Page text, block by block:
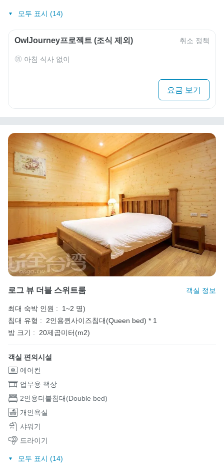
모두 표시 (14)
OwlJourney프로젝트 (조식 제외) 취소 정책
아침 식사 없이
요금 보기
로그 뷰 더블 스위트룸 객실 정보
최대 숙박 인원 :
1~2 명)
침대 유형 :
2인용퀸사이즈침대(Queen bed) * 1
방 크기 :
20제곱미터(m2)
객실 편의시설
에어컨
업무용 책상
2인용더블침대(Double bed)
개인욕실
샤워기
드라이기
모두 표시 (14)